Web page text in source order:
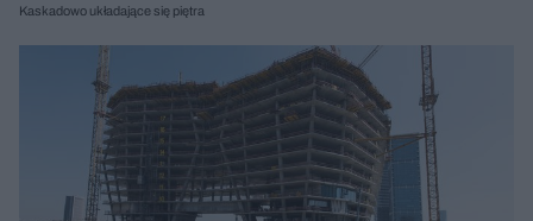
Kaskadowo układające się piętra